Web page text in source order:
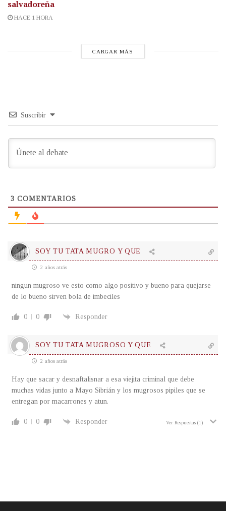
salvadoreña
HACE 1 HORA
CARGAR MÁS
Suscribir
3 COMENTARIOS
SOY TU TATA MUGRO Y QUE
2 años atrás
ningun mugroso ve esto como algo positivo y bueno para quejarse
de lo bueno sirven bola de imbeciles
0 0 Responder
SOY TU TATA MUGROSO Y QUE
2 años atrás
Hay que sacar y desnaftalisnar a esa viejita criminal que debe
muchas vidas junto a Mayo Sibrián y los mugrosos pipiles que se
entregan por macarrones y atun.
0 0 Responder Ver Respuestas (1)